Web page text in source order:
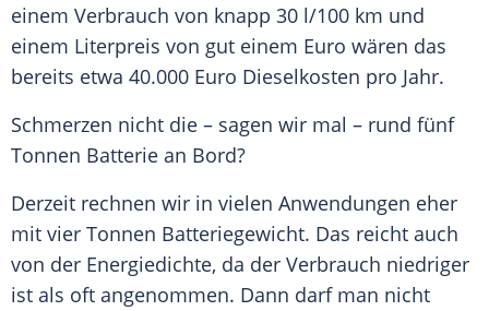
einem Verbrauch von knapp 30 l/100 km und
einem Literpreis von gut einem Euro wären das
bereits etwa 40.000 Euro Dieselkosten pro Jahr.
Schmerzen nicht die – sagen wir mal – rund fünf
Tonnen Batterie an Bord?
Derzeit rechnen wir in vielen Anwendungen eher
mit vier Tonnen Batteriegewicht. Das reicht auch
von der Energiedichte, da der Verbrauch niedriger
ist als oft angenommen. Dann darf man nicht